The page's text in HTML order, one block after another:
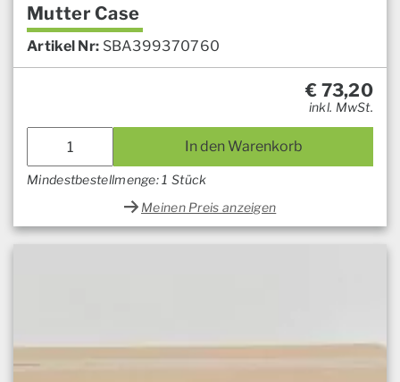
Mutter Case
Artikel Nr: SBA399370760
€ 73,20
inkl. MwSt.
In den Warenkorb
Mindestbestellmenge: 1 Stück
Meinen Preis anzeigen